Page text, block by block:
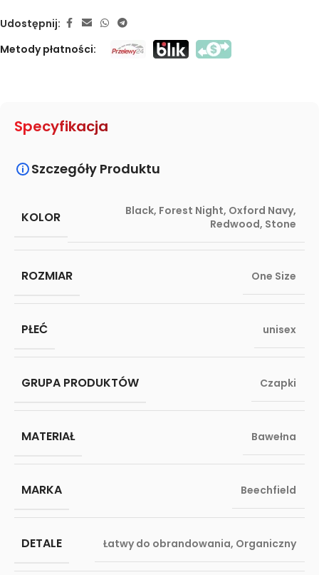
Udostępnij:
Metody płatności:
Specyfikacja
Szczegóły Produktu
KOLOR Black, Forest Night, Oxford Navy,
Redwood, Stone
ROZMIAR One Size
PŁEĆ unisex
GRUPA PRODUKTÓW Czapki
MATERIAŁ Bawełna
MARKA Beechfield
DETALE Łatwy do obrandowania, Organiczny